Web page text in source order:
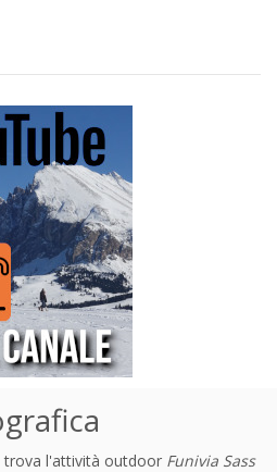
trova l'attività outdoor Funivia Sass